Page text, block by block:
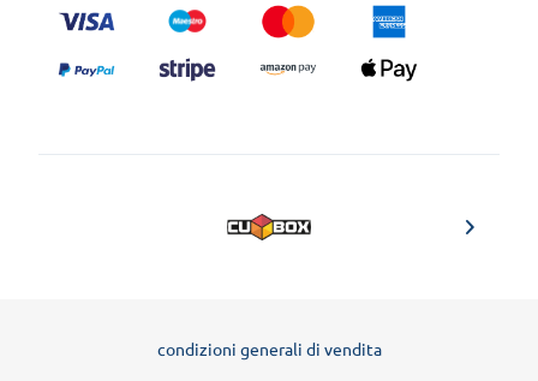
condizioni generali di vendita